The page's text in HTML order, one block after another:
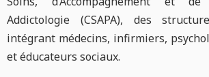
Addictologie (CSAPA), des
intégrant médecins, infirmiers,
et éducateurs sociaux.